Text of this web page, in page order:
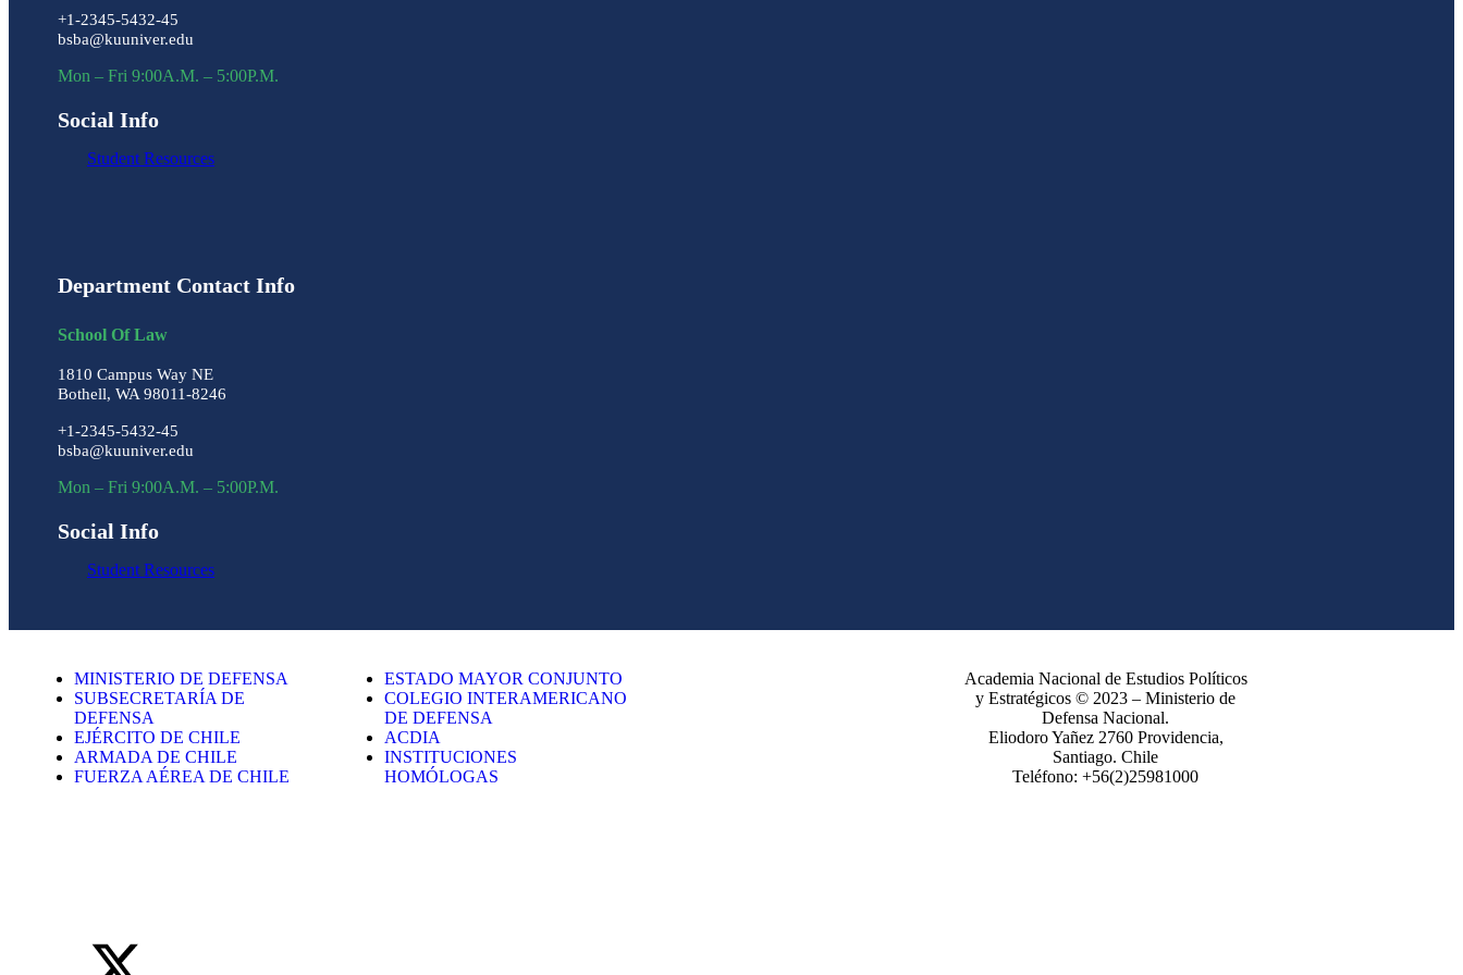
+1-2345-5432-45
bsba@kuuniver.edu
Mon – Fri 9:00A.M. – 5:00P.M.
Social Info
Student Resources
Department Contact Info
School Of Law
1810 Campus Way NE
Bothell, WA 98011-8246
+1-2345-5432-45
bsba@kuuniver.edu
Mon – Fri 9:00A.M. – 5:00P.M.
Social Info
Student Resources
MINISTERIO DE DEFENSA
SUBSECRETARÍA DE
DEFENSA
EJÉRCITO DE CHILE
ARMADA DE CHILE
FUERZA AÉREA DE CHILE
ESTADO MAYOR CONJUNTO
COLEGIO INTERAMERICANO
DE DEFENSA
ACDIA
INSTITUCIONES
HOMÓLOGAS
Academia Nacional de Estudios Políticos
y Estratégicos © 2023 – Ministerio de
Defensa Nacional.
Eliodoro Yañez 2760 Providencia,
Santiago. Chile
Teléfono: +56(2)25981000